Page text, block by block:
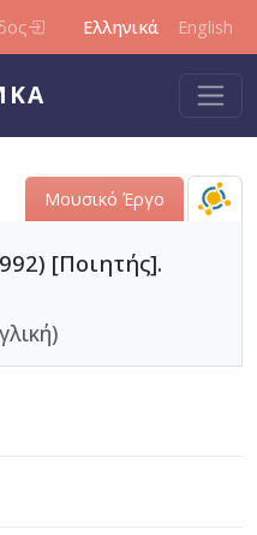
Ελληνικά English
Μουσικό Έργο
[Ποιητής].